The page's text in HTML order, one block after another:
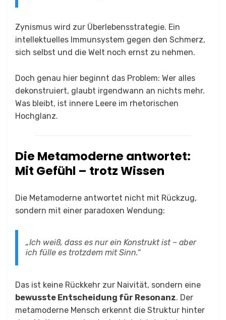
Zynismus wird zur Überlebensstrategie. Ein
intellektuelles Immunsystem gegen den Schmerz,
sich selbst und die Welt noch ernst zu nehmen.
Doch genau hier beginnt das Problem: Wer alles
dekonstruiert, glaubt irgendwann an nichts mehr.
Was bleibt, ist innere Leere im rhetorischen
Hochglanz.
Die Metamoderne antwortet:
Mit Gefühl – trotz Wissen
Die Metamoderne antwortet nicht mit Rückzug,
sondern mit einer paradoxen Wendung:
„Ich weiß, dass es nur ein Konstrukt ist – aber
ich fülle es trotzdem mit Sinn.“
Das ist keine Rückkehr zur Naivität, sondern eine
bewusste Entscheidung für Resonanz. Der
metamoderne Mensch erkennt die Struktur hinter